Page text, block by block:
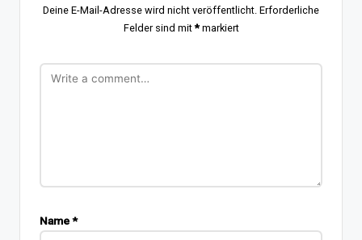
Deine E-Mail-Adresse wird nicht veröffentlicht. Erforderliche
Felder sind mit*markiert
Name*